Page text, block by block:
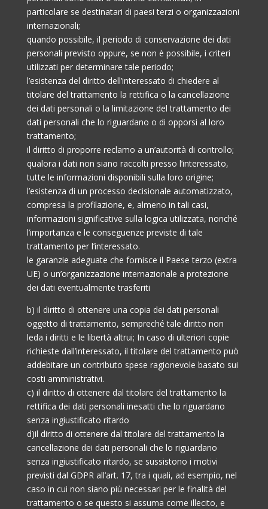
particolare se destinatari di paesi terzi o organizzazioni
internazionali;
quando possibile, il periodo di conservazione dei dati
personali previsto oppure, se non è possibile, i criteri
utilizzati per determinare tale periodo;
l’esistenza del diritto dell’interessato di chiedere al
titolare del trattamento la rettifica o la cancellazione
dei dati personali o la limitazione del trattamento dei
dati personali che lo riguardano o di opporsi al loro
trattamento;
il diritto di proporre reclamo a un’autorità di controllo;
qualora i dati non siano raccolti presso l’interessato,
tutte le informazioni disponibili sulla loro origine;
l’esistenza di un processo decisionale automatizzato,
compresa la profilazione, e, almeno in tali casi,
informazioni significative sulla logica utilizzata, nonché
l’importanza e le conseguenze previste di tale
trattamento per l’interessato.
le garanzie adeguate che fornisce il Paese terzo (extra
UE) o un’organizzazione internazionale a protezione
dei dati eventualmente trasferiti
b) il diritto di ottenere una copia dei dati personali
oggetto di trattamento, sempreché tale diritto non
leda i diritti e le libertà altrui; In caso di ulteriori copie
richieste dall’interessato, il titolare del trattamento può
addebitare un contributo spese ragionevole basato sui
costi amministrativi.
c) il diritto di ottenere dal titolare del trattamento la
rettifica dei dati personali inesatti che lo riguardano
senza ingiustificato ritardo
d)il diritto di ottenere dal titolare del trattamento la
cancellazione dei dati personali che lo riguardano
senza ingiustificato ritardo, se sussistono i motivi
previsti dal GDPR all’art. 17, tra i quali, ad esempio, nel
caso in cui non siano più necessari per le finalità del
trattamento o se questo si assuma come illecito, e